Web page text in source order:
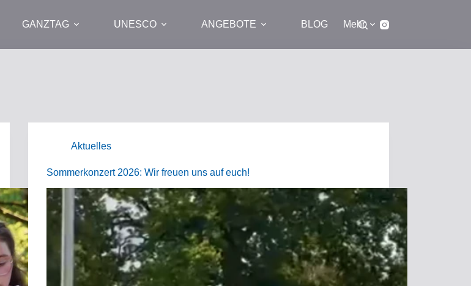
GANZTAG UNESCO ANGEBOTE BLOG Mehr
Aktuelles
Sommerkonzert 2026: Wir freuen uns auf euch!